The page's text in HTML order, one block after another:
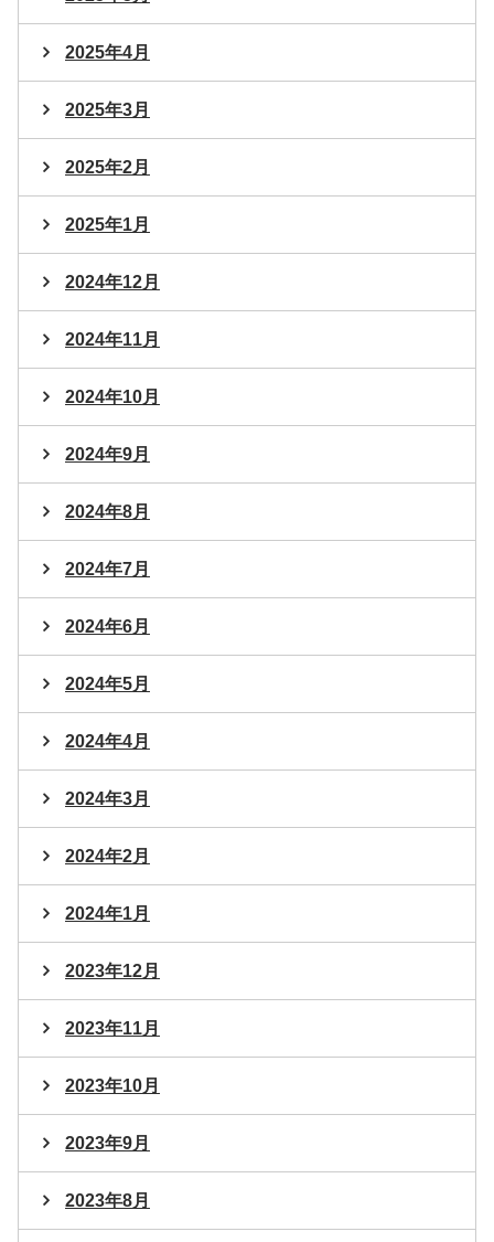
2025年4月
2025年3月
2025年2月
2025年1月
2024年12月
2024年11月
2024年10月
2024年9月
2024年8月
2024年7月
2024年6月
2024年5月
2024年4月
2024年3月
2024年2月
2024年1月
2023年12月
2023年11月
2023年10月
2023年9月
2023年8月